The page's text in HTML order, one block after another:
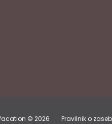
© 2026 Pravilnik o